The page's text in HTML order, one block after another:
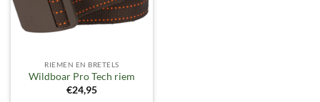
RIEMEN EN BRETELS
Wildboar Pro Tech riem
€24,95